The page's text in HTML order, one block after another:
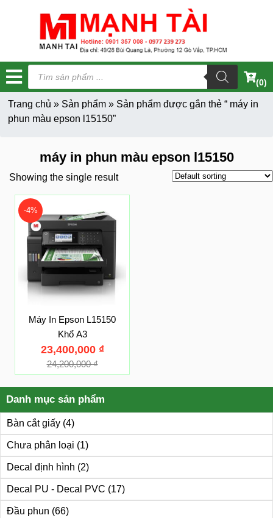
Tìm
kiếm
sản
phẩm
(0)
Trang chủ » Sản phẩm» Sản phẩm được gắn thẻ “ máy in
phun màu epson l15150”
máy in phun màu epson l15150
Danh mục sản phẩm
Bàn cắt giấy (4)
Chưa phân loại (1)
Decal định hình (2)
Decal PU - Decal PVC (17)
Đầu phun (66)
Showing the single result
-4%
Máy In Epson L15150
Khổ A3
24,200,000₫
23,400,000 ₫